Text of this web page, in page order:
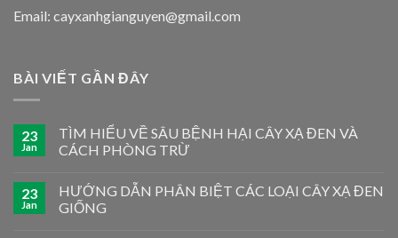
Email: cayxanhgianguyen@gmail.com
BÀI VIẾT GẦN ĐÂY
23
Jan
TÌM HIỂU VỀ SÂU BỆNH HẠI CÂY XẠ ĐEN VÀ
CÁCH PHÒNG TRỪ
23
Jan
HƯỚNG DẪN PHÂN BIỆT CÁC LOẠI CÂY XẠ ĐEN
GIỐNG